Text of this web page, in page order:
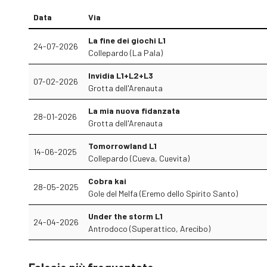
Data Via
24-07-2026
La fine dei giochi L1
Collepardo (La Pala)
07-02-2026
Invidia L1+L2+L3
Grotta dell'Arenauta
28-01-2026
La mia nuova fidanzata
Grotta dell'Arenauta
14-06-2025
Tomorrowland L1
Collepardo (Cueva, Cuevita)
28-05-2025
Cobra kai
Gole del Melfa (Eremo dello Spirito Santo)
24-04-2026
Under the storm L1
Antrodoco (Superattico, Arecibo)